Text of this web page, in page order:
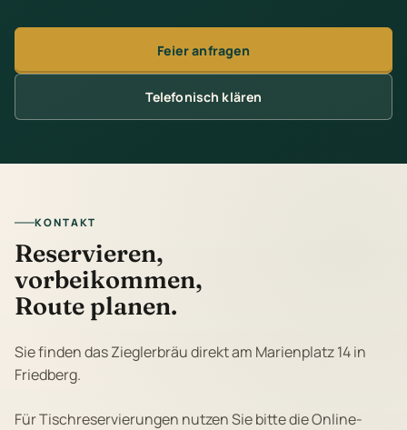
Feier anfragen
Telefonisch klären
KONTAKT
Reservieren,
vorbeikommen,
Route planen.
Sie finden das Zieglerbräu direkt am Marienplatz 14 in
Friedberg.
Für Tischreservierungen nutzen Sie bitte die Online-